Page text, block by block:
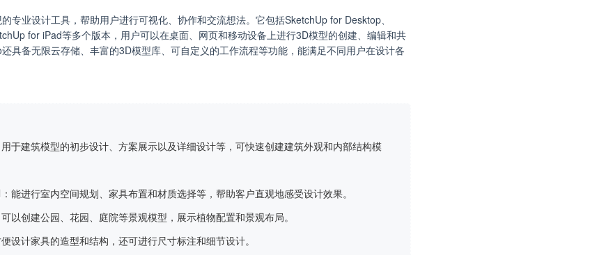
专业设计工具，帮助用户进行可视化、协作和交流想法。它包括SketchUp for Desktop、
for iPad等多个版本，用户可以在桌面、网页和移动设备上进行3D模型的创建、编辑和共
具备无限云存储、丰富的3D模型库、可自定义的工作流程等功能，能满足不同用户在设计各
用于建筑模型的初步设计、方案展示以及详细设计等，可快速创建建筑外观和内部结构模
：能进行室内空间规划、家具布置和材质选择等，帮助客户直观地感受设计效果。
可以创建公园、花园、庭院等景观模型，展示植物配置和景观布局。
便设计家具的造型和结构，还可进行尺寸标注和细节设计。